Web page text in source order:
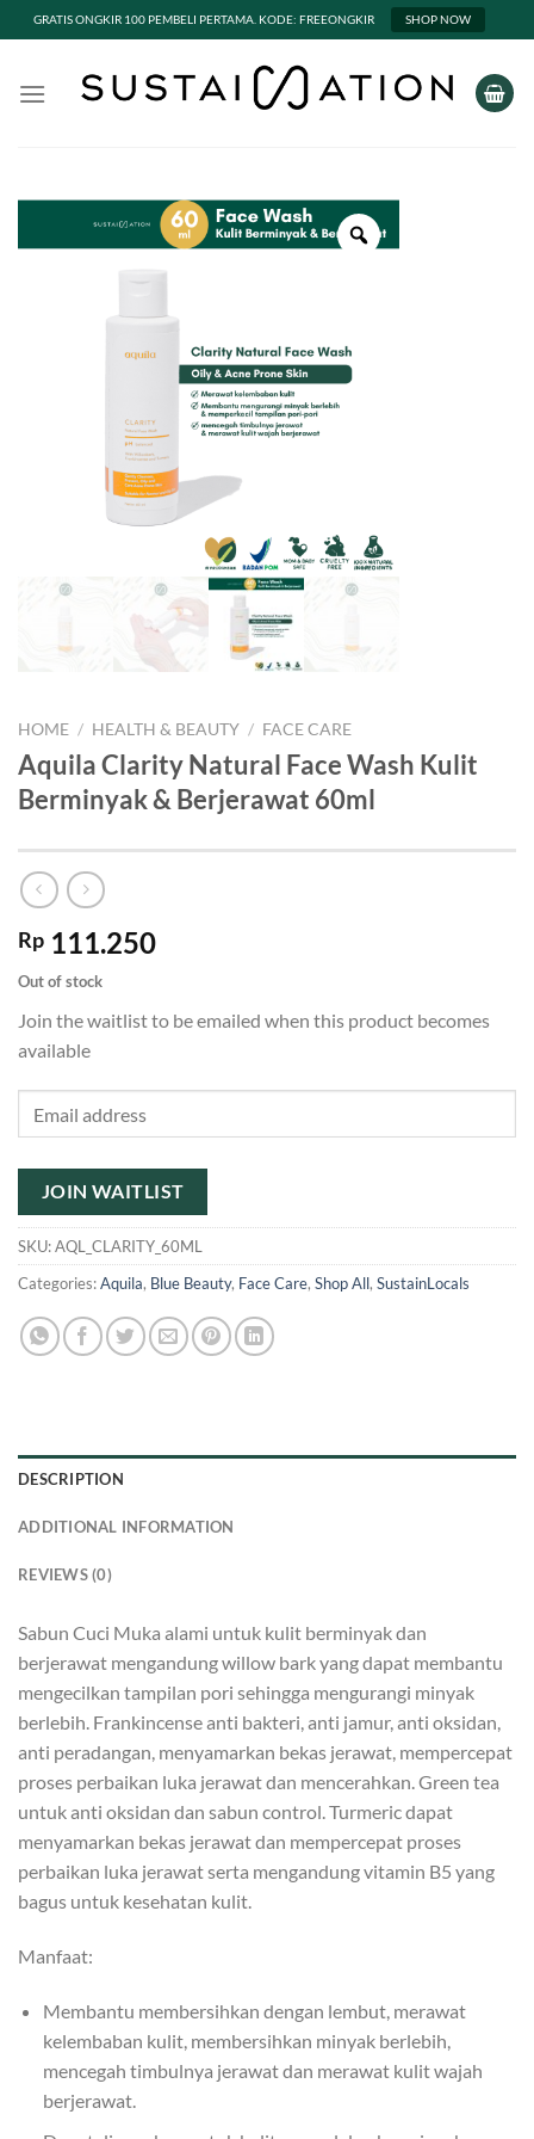
GRATIS ONGKIR 100 PEMBELI PERTAMA. KODE: FREEONGKIR SHOP NOW
HOME / HEALTH & BEAUTY / FACE CARE
Aquila Clarity Natural Face Wash Kulit
Berminyak & Berjerawat 60ml
Rp 111.250
Out of stock
Join the waitlist to be emailed when this product becomes
available
address
to
join
the
waitlist
for
this
JOIN WAITLIST
SKU:AQL_CLARITY_60ML
Categories:Aquila, Blue Beauty, Face Care, Shop All, SustainLocals
DESCRIPTION
ADDITIONAL INFORMATION
REVIEWS (0)
Sabun Cuci Muka alami untuk kulit berminyak dan
berjerawat mengandung willow bark yang dapat membantu
mengecilkan tampilan pori sehingga mengurangi minyak
berlebih. Frankincense anti bakteri, anti jamur, anti oksidan,
anti peradangan, menyamarkan bekas jerawat, mempercepat
proses perbaikan luka jerawat dan mencerahkan. Green tea
untuk anti oksidan dan sabun control. Turmeric dapat
menyamarkan bekas jerawat dan mempercepat proses
perbaikan luka jerawat serta mengandung vitamin B5 yang
bagus untuk kesehatan kulit.
Manfaat:
Membantu membersihkan dengan lembut, merawat
kelembaban kulit, membersihkan minyak berlebih,
mencegah timbulnya jerawat dan merawat kulit wajah
berjerawat.